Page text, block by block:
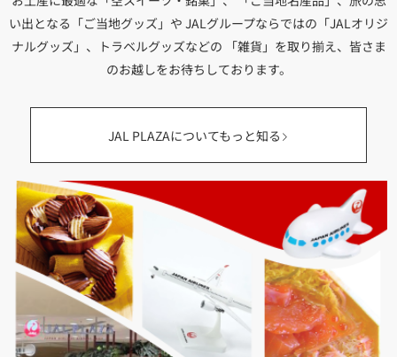
い出となる「ご当地グッズ」や JALグループならではの「JALオリジ
ナルグッズ」、トラベルグッズなどの 「雑貨」を取り揃え、皆さま
のお越しをお待ちしております。
JAL PLAZAについてもっと知る